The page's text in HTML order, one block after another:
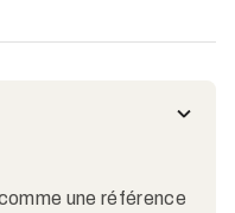
une référence